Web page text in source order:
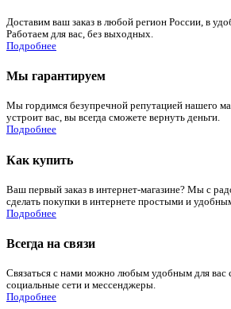
Доставим ваш заказ в любой регион России, в
Работаем для вас, без выходных.
Подробнее
Мы гарантируем
Мы гордимся безупречной репутацией нашего
устроит вас, вы всегда сможете вернуть деньги.
Подробнее
Как купить
Ваш первый заказ в интернет-магазине? Мы с
сделать покупки в интернете простыми и
Подробнее
Всегда на связи
Связаться с нами можно любым удобным для вас
социальные сети и мессенджеры.
Подробнее